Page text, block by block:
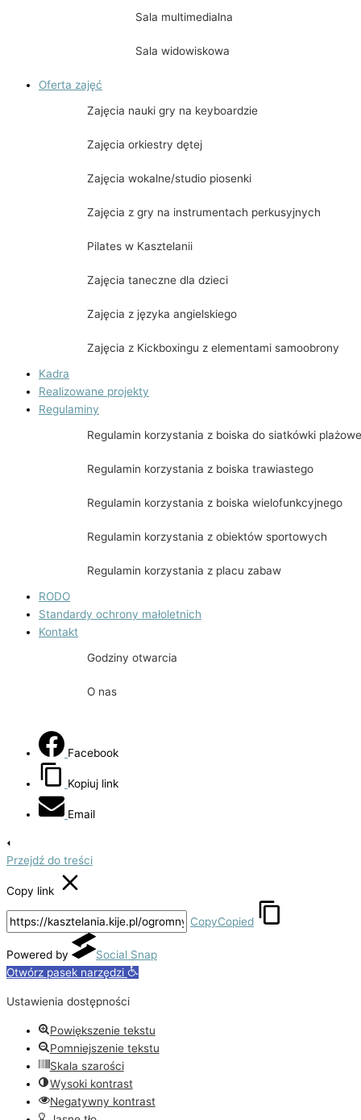
Sala multimedialna
Sala widowiskowa
Oferta zajęć
Zajęcia nauki gry na keyboardzie
Zajęcia orkiestry dętej
Zajęcia wokalne/studio piosenki
Zajęcia z gry na instrumentach perkusyjnych
Pilates w Kasztelanii
Zajęcia taneczne dla dzieci
Zajęcia z języka angielskiego
Zajęcia z Kickboxingu z elementami samoobrony
Kadra
Realizowane projekty
Regulaminy
Regulamin korzystania z boiska do siatkówki
Regulamin korzystania z boiska trawiastego
Regulamin korzystania z boiska wielofunkcyjnego
Regulamin korzystania z obiektów sportowych
Regulamin korzystania z placu zabaw
RODO
Standardy ochrony małoletnich
Kontakt
Godziny otwarcia
O nas
Facebook
Kopiuj link
Email
Przejdź do treści
Copy link
CopyCopied
Powered by
Social Snap
Otwórz pasek narzędzi
Ustawienia dostępności
Powiększenie tekstu
Pomniejszenie tekstu
Skala szarości
Wysoki kontrast
Negatywny kontrast